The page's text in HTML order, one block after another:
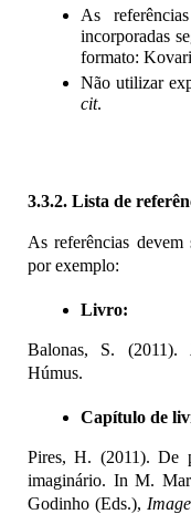
As
incorporadas
formato:
Não utilizar
cit.
3.3.2. Lista de
As referências
por exemplo:
Livro:
Balonas, S. (2011).
Húmus.
Capítulo de
Pires, H. (2011). De
imaginário. In M.
Godinho (Eds.),